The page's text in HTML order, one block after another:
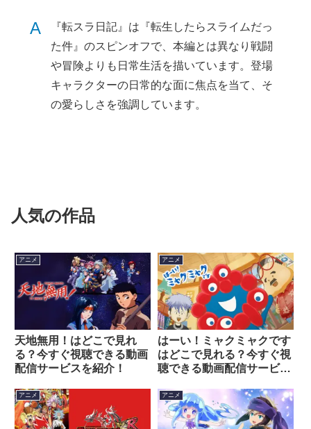
A
『転スラ日記』は『転生したらスライムだっ
た件』のスピンオフで、本編とは異なり戦闘
や冒険よりも日常生活を描いています。登場
キャラクターの日常的な面に焦点を当て、そ
の愛らしさを強調しています。
人気の作品
アニメ
天地無用！はどこで見れ
る？今すぐ視聴できる動画
配信サービスを紹介！
アニメ
はーい！ミャクミャクです
はどこで見れる？今すぐ視
聴できる動画配信サービス
アニメ アニメ